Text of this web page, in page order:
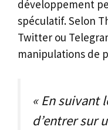
développement
spéculatif. Selon
Twitter ou
manipulations de
« En suivant
d’entrer sur